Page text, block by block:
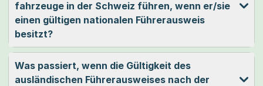
fahr­zeuge in der Schweiz führen, wenn er/sie
einen gültigen nationalen Führerausweis
besitzt?
Was passiert, wenn die Gültigkeit des
ausländischen Führerausweises nach der